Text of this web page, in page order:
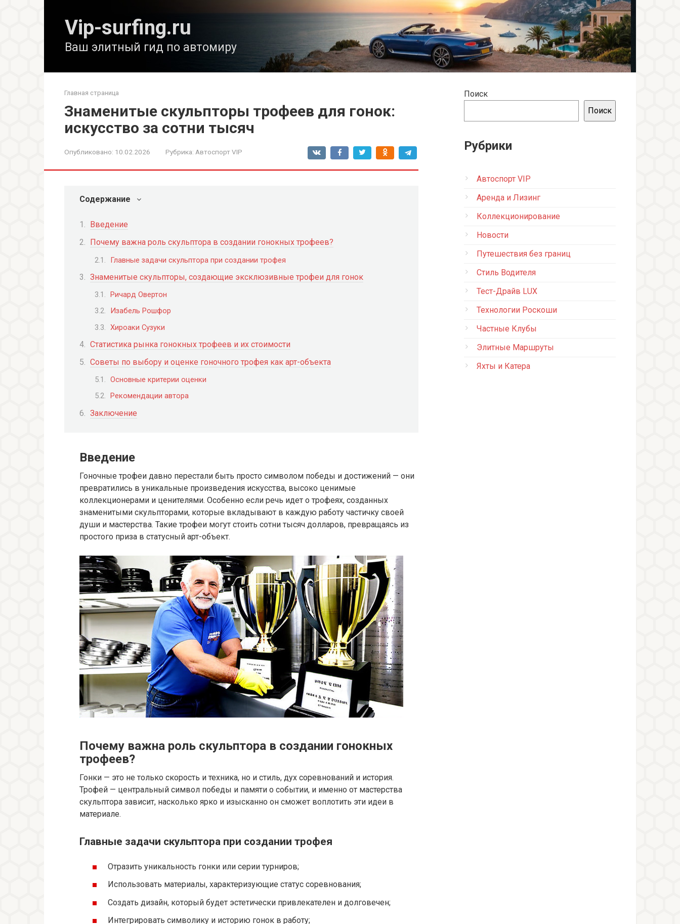
Vip-surfing.ru
Ваш элитный гид по автомиру
Главная страница
Знаменитые скульпторы трофеев для гонок:
искусство за сотни тысяч
Опубликовано: 10.02.2026 Рубрика: Автоспорт VIP
Содержание
Введение
Почему важна роль скульптора в создании гонокных трофеев?
Главные задачи скульптора при создании трофея
Знаменитые скульпторы, создающие эксклюзивные трофеи для гонок
Ричард Овертон
Изабель Рошфор
Хироаки Сузуки
Статистика рынка гонокных трофеев и их стоимости
Советы по выбору и оценке гоночного трофея как арт-объекта
Основные критерии оценки
Рекомендации автора
Заключение
Введение
Гоночные трофеи давно перестали быть просто символом победы и достижений — они
превратились в уникальные произведения искусства, высоко ценимые
коллекционерами и ценителями. Особенно если речь идет о трофеях, созданных
знаменитыми скульпторами, которые вкладывают в каждую работу частичку своей
души и мастерства. Такие трофеи могут стоить сотни тысяч долларов, превращаясь из
простого приза в статусный арт-объект.
Почему важна роль скульптора в создании гонокных
трофеев?
Гонки — это не только скорость и техника, но и стиль, дух соревнований и история.
Трофей — центральный символ победы и памяти о событии, и именно от мастерства
скульптора зависит, насколько ярко и изысканно он сможет воплотить эти идеи в
материале.
Главные задачи скульптора при создании трофея
Отразить уникальность гонки или серии турниров;
Использовать материалы, характеризующие статус соревнования;
Создать дизайн, который будет эстетически привлекателен и долговечен;
Интегрировать символику и историю гонок в работу;
Поиск
Поиск
Рубрики
Автоспорт VIP
Аренда и Лизинг
Коллекционирование
Новости
Путешествия без границ
Стиль Водителя
Тест-Драйв LUX
Технологии Роскоши
Частные Клубы
Элитные Маршруты
Яхты и Катера